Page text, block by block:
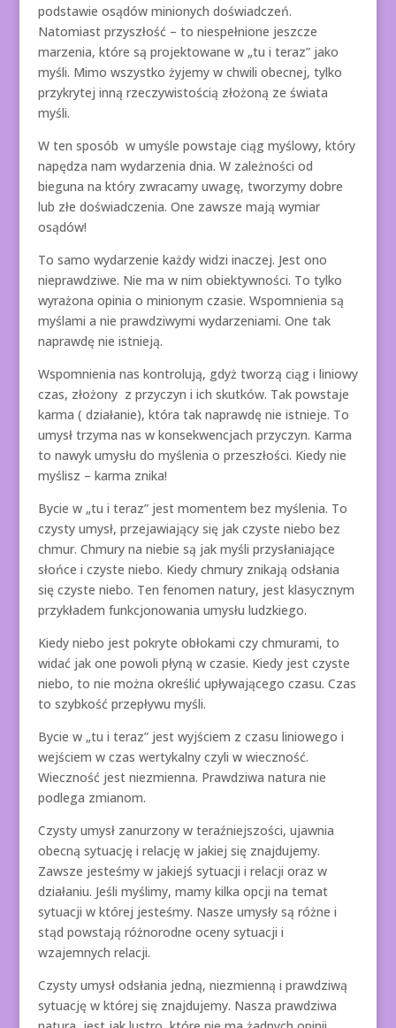
podstawie osądów minionych doświadczeń.
Natomiast przyszłość – to niespełnione jeszcze
marzenia, które są projektowane w „tu i teraz” jako
myśli. Mimo wszystko żyjemy w chwili obecnej, tylko
przykrytej inną rzeczywistością złożoną ze świata
myśli.
W ten sposób w umyśle powstaje ciąg myślowy, który
napędza nam wydarzenia dnia. W zależności od
bieguna na który zwracamy uwagę, tworzymy dobre
lub złe doświadczenia. One zawsze mają wymiar
osądów!
To samo wydarzenie każdy widzi inaczej. Jest ono
nieprawdziwe. Nie ma w nim obiektywności. To tylko
wyrażona opinia o minionym czasie. Wspomnienia są
myślami a nie prawdziwymi wydarzeniami. One tak
naprawdę nie istnieją.
Wspomnienia nas kontrolują, gdyż tworzą ciąg i liniowy
czas, złożony z przyczyn i ich skutków. Tak powstaje
karma ( działanie), która tak naprawdę nie istnieje. To
umysł trzyma nas w konsekwencjach przyczyn. Karma
to nawyk umysłu do myślenia o przeszłości. Kiedy nie
myślisz – karma znika!
Bycie w „tu i teraz” jest momentem bez myślenia. To
czysty umysł, przejawiający się jak czyste niebo bez
chmur. Chmury na niebie są jak myśli przysłaniające
słońce i czyste niebo. Kiedy chmury znikają odsłania
się czyste niebo. Ten fenomen natury, jest klasycznym
przykładem funkcjonowania umysłu ludzkiego.
Kiedy niebo jest pokryte obłokami czy chmurami, to
widać jak one powoli płyną w czasie. Kiedy jest czyste
niebo, to nie można określić upływającego czasu. Czas
to szybkość przepływu myśli.
Bycie w „tu i teraz” jest wyjściem z czasu liniowego i
wejściem w czas wertykalny czyli w wieczność.
Wieczność jest niezmienna. Prawdziwa natura nie
podlega zmianom.
Czysty umysł zanurzony w teraźniejszości, ujawnia
obecną sytuację i relację w jakiej się znajdujemy.
Zawsze jesteśmy w jakiejś sytuacji i relacji oraz w
działaniu. Jeśli myślimy, mamy kilka opcji na temat
sytuacji w której jesteśmy. Nasze umysły są różne i
stąd powstają różnorodne oceny sytuacji i
wzajemnych relacji.
Czysty umysł odsłania jedną, niezmienną i prawdziwą
sytuację w której się znajdujemy. Nasza prawdziwa